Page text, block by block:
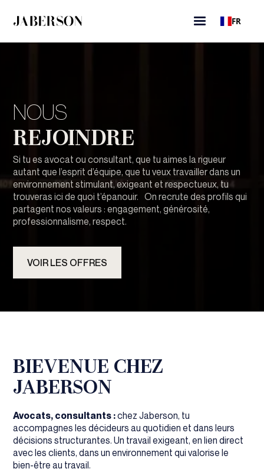
FR
NOUS
REJOINDRE
Si tu es avocat ou consultant, que tu aimes la rigueur
autant que l’esprit d’équipe, que tu veux travailler dans un
environnement stimulant, exigeant et respectueux, tu
trouveras ici de quoi t’épanouir. On recrute des profils qui
partagent nos valeurs : engagement, générosité,
professionnalisme, respect.
VOIR LES OFFRES
BIEVENUE CHEZ
JABERSON
Avocats, consultants :chez Jaberson, tu
accompagnes les décideurs au quotidien et dans leurs
décisions structurantes. Un travail exigeant, en lien direct
avec les clients, dans un environnement qui valorise le
bien-être au travail.